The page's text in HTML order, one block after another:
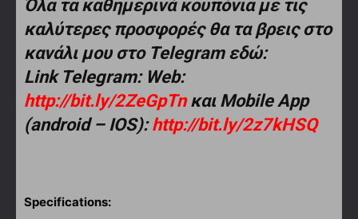
Όλα τα καθημερινά κουπόνια με τις
καλύτερες προσφορές θα τα βρεις στο
κανάλι μου στο Telegram εδώ:
Link Telegram: Web:
http://bit.ly/2ZeGpTnκαι Mobile App
(android – IOS):http://bit.ly/2z7kHSQ
Specifications: